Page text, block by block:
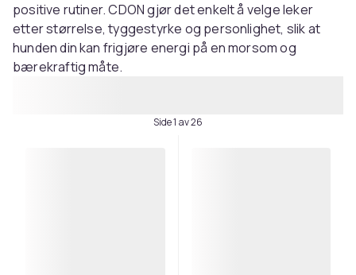
positive rutiner. CDON gjør det enkelt å velge leker
etter størrelse, tyggestyrke og personlighet, slik at
hunden din kan frigjøre energi på en morsom og
bærekraftig måte.
Side 1 av 26